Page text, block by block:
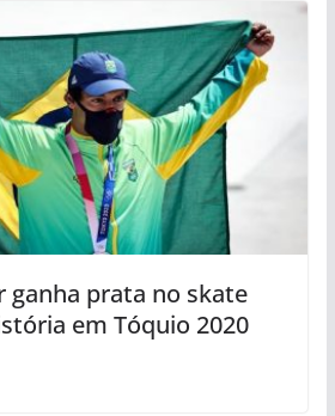
ganha prata no skate
em Tóquio 2020